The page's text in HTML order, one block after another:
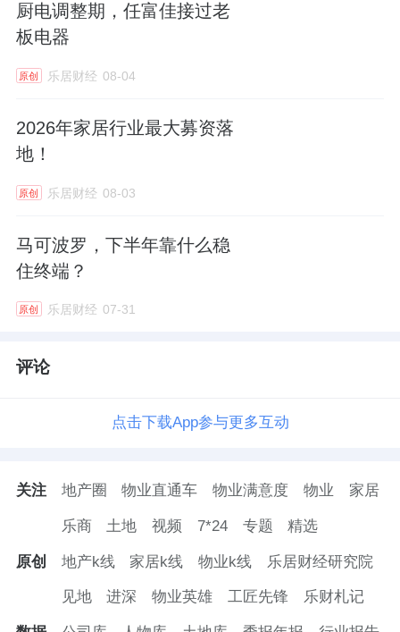
厨电调整期，任富佳接过老
板电器
原创 乐居财经 08-04
2026年家居行业最大募资落
地！
原创 乐居财经 08-03
马可波罗，下半年靠什么稳
住终端？
原创 乐居财经 07-31
评论
点击下载App参与更多互动
关注 地产圈 物业直通车 物业满意度 物业 家居
乐商 土地 视频 7*24 专题 精选
原创 地产k线 家居k线 物业k线 乐居财经研究院
见地 进深 物业英雄 工匠先锋 乐财札记